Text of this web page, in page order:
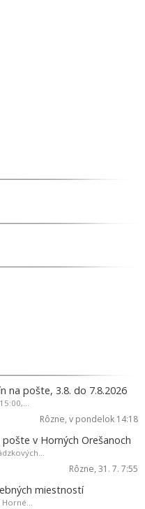
na pošte, 3.8. do 7.8.2026
Rôzne, v pondelok 14:18
v Horných Orešanoch
Rôzne, 31. 7. 7:55
miestností